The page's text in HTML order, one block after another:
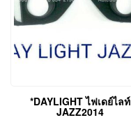
*DAYLIGHT ไฟเดย์ไลท์
JAZZ2014